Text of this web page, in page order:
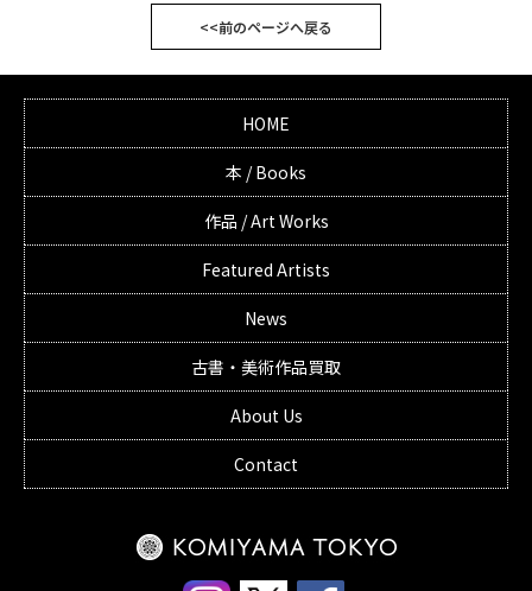
<<前のページへ戻る
HOME
本 / Books
作品 / Art Works
Featured Artists
News
古書・美術作品買取
About Us
Contact